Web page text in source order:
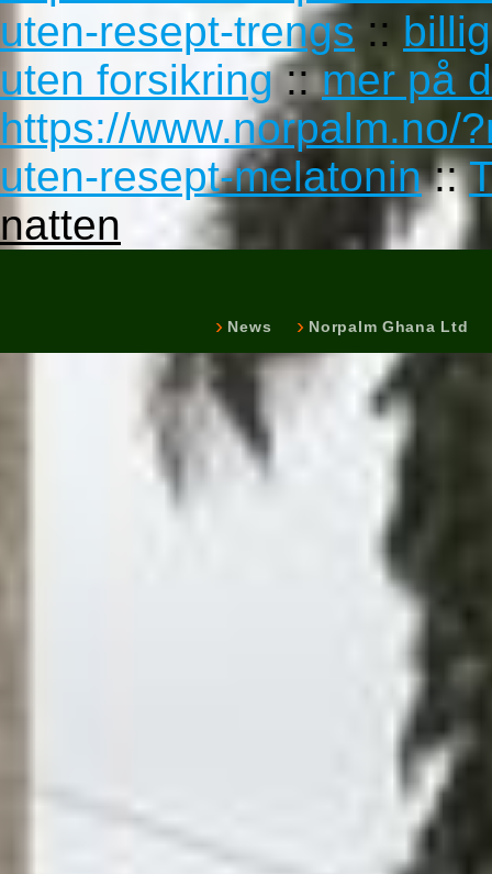
uten-resept-trengs ::
uten forsikring::mer på
https://www.norpalm.no/
uten-resept-melatonin::
natten
News Norpalm Ghana Ltd